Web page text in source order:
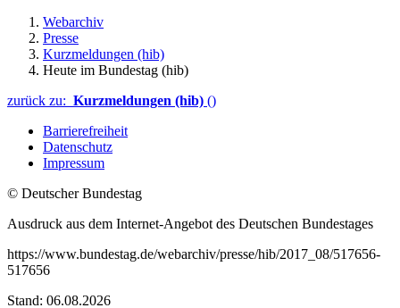
Webarchiv
Presse
Kurzmeldungen (hib)
Heute im Bundestag (hib)
zurück zu: Kurzmeldungen (hib) ()
Barrierefreiheit
Datenschutz
Impressum
© Deutscher Bundestag
Ausdruck aus dem Internet-Angebot des Deutschen Bundestages
https://www.bundestag.de/webarchiv/presse/hib/2017_08/517656-
517656
Stand: 06.08.2026